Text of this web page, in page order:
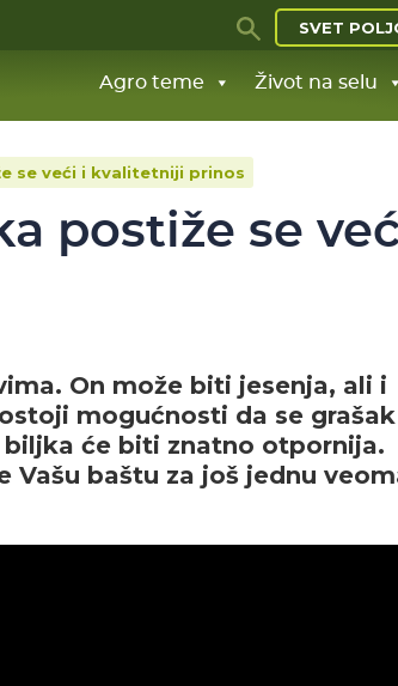
SVET
Agro teme Život na selu
se veći i kvalitetniji prinos
postiže se
On može biti jesenja, ali i
mogućnosti da se grašak
će biti znatno otpornija.
baštu za još jednu